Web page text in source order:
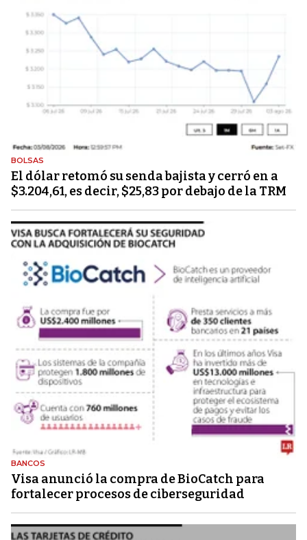
BOLSAS
El dólar retomó su senda bajista y cerró en a
$3.204,61, es decir, $25,83 por debajo de la TRM
BANCOS
Visa anunció la compra de BioCatch para
fortalecer procesos de ciberseguridad